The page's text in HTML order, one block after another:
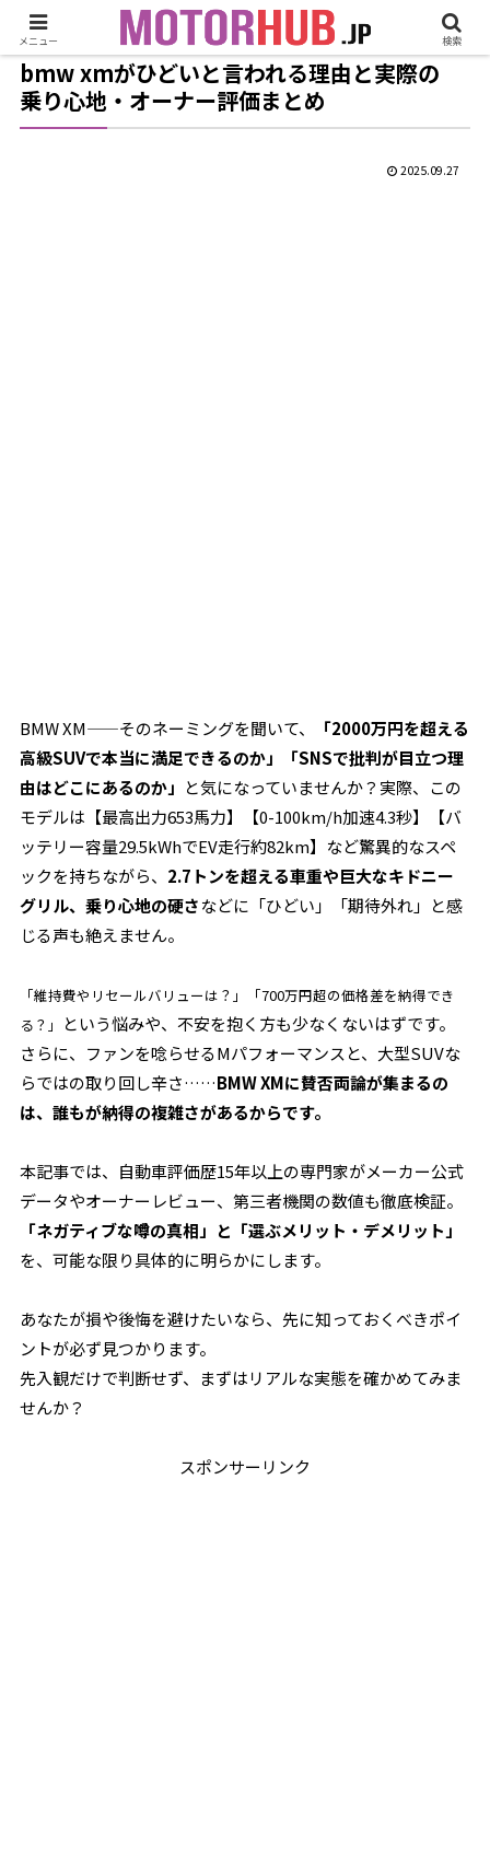
bmw xmがひどいと言われる理由と実際の
乗り心地・オーナー評価まとめ
2025.09.27
BMW XM——そのネーミングを聞いて、
「2000万円を超える
高級SUVで本当に満足できるのか」「SNSで批判が目立つ理
由はどこにあるのか」 と気になっていませんか？実際、この
モデルは【最高出力653馬力】【0-100km/h加速4.3秒】【バ
ッテリー容量29.5kWhでEV走行約82km】など驚異的なスペ
ックを持ちながら、 2.7トンを超える車重や巨大なキドニー
グリル、乗り心地の硬さなどに「ひどい」「期待外れ」と感
じる声も絶えません。
「維持費やリセールバリューは？」「700万円超の価格差を納得でき
る？」
という悩みや、不安を抱く方も少なくないはずです。
さらに、ファンを唸らせるMパフォーマンスと、大型SUVな
らではの取り回し辛さ……BMW XMに賛否両論が集まるの
は、誰もが納得の複雑さがあるからです。
本記事では、自動車評価歴15年以上の専門家がメーカー公式
データやオーナーレビュー、第三者機関の数値も徹底検証。
「ネガティブな噂の真相」と「選ぶメリット・デメリット」
を、可能な限り具体的に明らかにします。
あなたが損や後悔を避けたいなら、先に知っておくべきポイ
ントが必ず見つかります。
先入観だけで判断せず、まずはリアルな実態を確かめてみま
せんか？
スポンサーリンク
メニュー 検索